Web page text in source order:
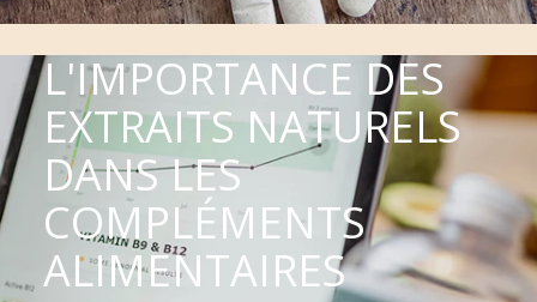
L'IMPORTANCE DES
EXTRAITS NATURELS
DANS LES
COMPLÉMENTS
ALIMENTAIRES